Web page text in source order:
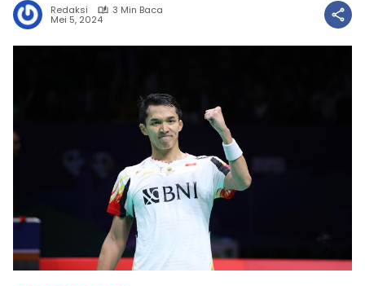
Redaksi 3 Min Baca
Mei 5, 2024